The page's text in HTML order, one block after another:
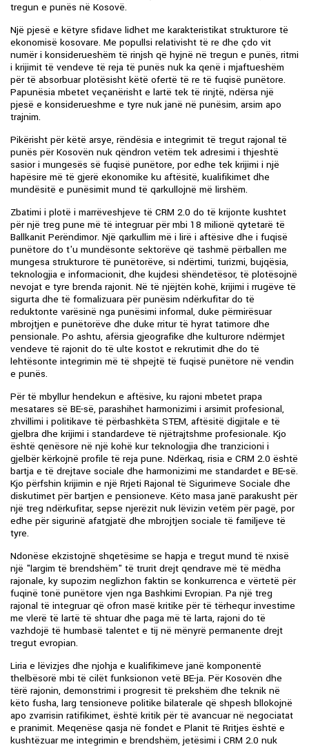
tregun e punës në Kosovë.
Një pjesë e këtyre sfidave lidhet me karakteristikat strukturore të
ekonomisë kosovare. Me popullsi relativisht të re dhe çdo vit
numër i konsiderueshëm të rinjsh që hyjnë në tregun e punës, ritmi
i krijimit të vendeve të reja të punës nuk ka qenë i mjaftueshëm
për të absorbuar plotësisht këtë ofertë të re të fuqisë punëtore.
Papunësia mbetet veçanërisht e lartë tek të rinjtë, ndërsa një
pjesë e konsiderueshme e tyre nuk janë në punësim, arsim apo
trajnim.
Pikërisht për këtë arsye, rëndësia e integrimit të tregut rajonal të
punës për Kosovën nuk qëndron vetëm tek adresimi i thjeshtë
sasior i mungesës së fuqisë punëtore, por edhe tek krijimi i një
hapësire më të gjerë ekonomike ku aftësitë, kualifikimet dhe
mundësitë e punësimit mund të qarkullojnë më lirshëm.
Zbatimi i plotë i marrëveshjeve të CRM 2.0 do të krijonte kushtet
për një treg pune më të integruar për mbi 18 milionë qytetarë të
Ballkanit Perëndimor. Një qarkullim më i lirë i aftësive dhe i fuqisë
punëtore do t'u mundësonte sektorëve që tashmë përballen me
mungesa strukturore të punëtorëve, si ndërtimi, turizmi, bujqësia,
teknologjia e informacionit, dhe kujdesi shëndetësor, të plotësojnë
nevojat e tyre brenda rajonit. Në të njëjtën kohë, krijimi i rrugëve të
sigurta dhe të formalizuara për punësim ndërkufitar do të
reduktonte varësinë nga punësimi informal, duke përmirësuar
mbrojtjen e punëtorëve dhe duke rritur të hyrat tatimore dhe
pensionale. Po ashtu, afërsia gjeografike dhe kulturore ndërmjet
vendeve të rajonit do të ulte kostot e rekrutimit dhe do të
lehtësonte integrimin më të shpejtë të fuqisë punëtore në vendin
e punës.
Për të mbyllur hendekun e aftësive, ku rajoni mbetet prapa
mesatares së BE-së, parashihet harmonizimi i arsimit profesional,
zhvillimi i politikave të përbashkëta STEM, aftësitë digjitale e të
gjelbra dhe krijimi i standardeve të njëtrajtshme profesionale. Kjo
është qenësore në një kohë kur teknologjia dhe tranzicioni i
gjelbër kërkojnë profile të reja pune. Ndërkaq, risia e CRM 2.0 është
bartja e të drejtave sociale dhe harmonizimi me standardet e BE-së.
Kjo përfshin krijimin e një Rrjeti Rajonal të Sigurimeve Sociale dhe
diskutimet për bartjen e pensioneve. Këto masa janë parakusht për
një treg ndërkufitar, sepse njerëzit nuk lëvizin vetëm për pagë, por
edhe për sigurinë afatgjatë dhe mbrojtjen sociale të familjeve të
tyre.
Ndonëse ekzistojnë shqetësime se hapja e tregut mund të nxisë
një "largim të brendshëm" të trurit drejt qendrave më të mëdha
rajonale, ky supozim neglizhon faktin se konkurrenca e vërtetë për
fuqinë tonë punëtore vjen nga Bashkimi Evropian. Pa një treg
rajonal të integruar që ofron masë kritike për të tërhequr investime
me vlerë të lartë të shtuar dhe paga më të larta, rajoni do të
vazhdojë të humbasë talentet e tij në mënyrë permanente drejt
tregut evropian.
Liria e lëvizjes dhe njohja e kualifikimeve janë komponentë
thelbësorë mbi të cilët funksionon vetë BE-ja. Për Kosovën dhe
tërë rajonin, demonstrimi i progresit të prekshëm dhe teknik në
këto fusha, larg tensioneve politike bilaterale që shpesh bllokojnë
apo zvarrisin ratifikimet, është kritik për të avancuar në negociatat
e pranimit. Meqenëse qasja në fondet e Planit të Rritjes është e
kushtëzuar me integrimin e brendshëm, jetësimi i CRM 2.0 nuk